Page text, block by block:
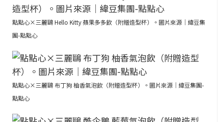
點點心×三麗鷗 Hello Kitty 蘋果多多飲（附贈造型杯）。圖片來源｜緯豆集
團-點點心
點點心×三麗鷗 布丁狗 柚香氣泡飲（附贈造型杯）。圖片來源｜緯豆集團-
點點心